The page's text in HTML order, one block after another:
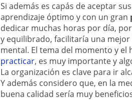
Si además es capás de aceptar
aprendizaje óptimo y con un gran
dedicar muchas horas por día,
y equilibrado, facilitaría una
mental. El tema del momento y el
practicar, es muy importante y
La organización es clave para ir
Y además considero que, en la
buena calidad sería muy